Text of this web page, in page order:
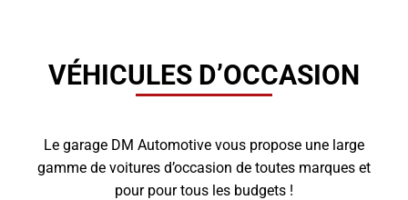
VÉHICULES D’OCCASION
Le garage DM Automotive vous propose une large
gamme de voitures d’occasion de toutes marques et
pour pour tous les budgets !